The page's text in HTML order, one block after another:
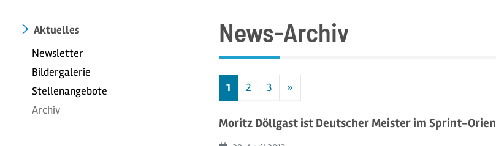
Aktuelles
Newsletter
Bildergalerie
Stellenangebote
Archiv
News-Archiv
1 2 3 »Nächste
Moritz Döllgast ist Deutscher Meister im Sprint-